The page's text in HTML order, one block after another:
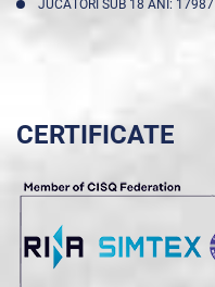
JUCĂTORI SUB 18 ANI: 17987
CERTIFICATE